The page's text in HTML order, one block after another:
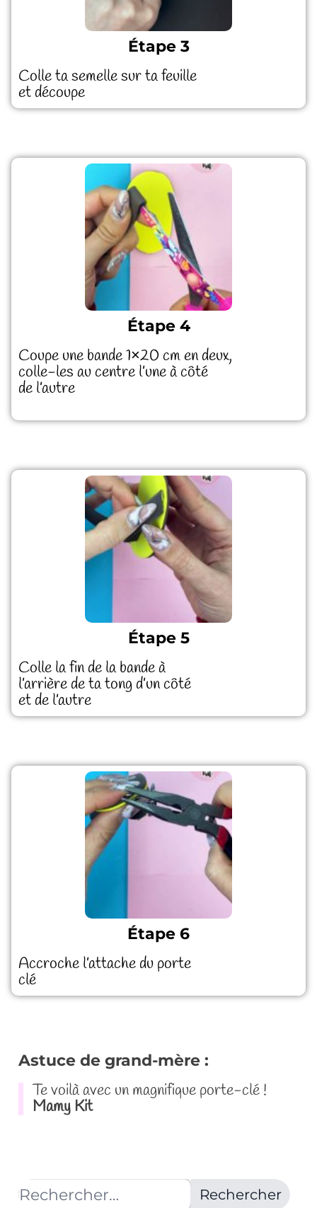
Étape 3
Colle ta semelle sur ta feuille
et découpe
Étape 4
Coupe une bande 1×20 cm en deux,
colle-les au centre l’une à côté
de l’autre
Étape 5
Colle la fin de la bande à
l’arrière de ta tong d’un côté
et de l’autre
Étape 6
Accroche l’attache du porte
clé
Astuce de grand-mère :
Te voilà avec un magnifique porte-clé !
Mamy Kit